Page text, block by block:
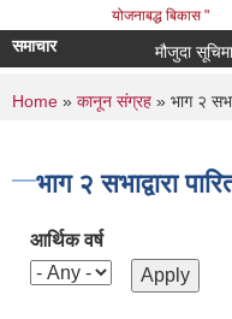
योजनाबद्ध बिकास "
समाचार मौजुदा सूचिमा
You are here
Home » कानून संग्रह » भाग २
भाग २ सभाद्वारा
आर्थिक वर्ष